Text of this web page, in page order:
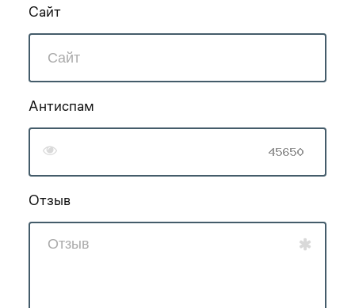
Сайт
Антиспам
Отзыв